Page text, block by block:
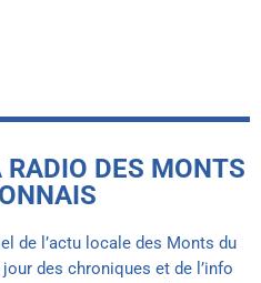
DES MONTS
de l’actu locale des Monts du
des chroniques et de l’info